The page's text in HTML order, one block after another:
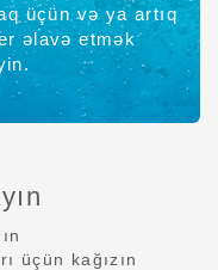
üçün və ya artıq
əlavə etmək
üçün kağızın